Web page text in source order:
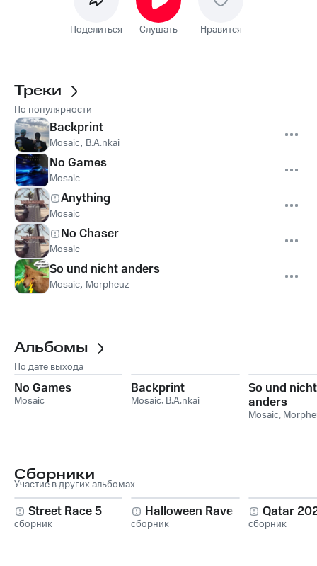
Поделиться Слушать Нравится
Треки
По популярности
Backprint
Mosaic, B.A.nkai
No Games
Mosaic
Anything
Mosaic
No Chaser
Mosaic
So und nicht anders
Mosaic, Morpheuz
Альбомы
По дате выхода
No Games
Mosaic
Backprint
Mosaic, B.A.nkai
So und nicht
anders
Mosaic,
Сборники
Участие в других альбомах
Street Race 5
сборник
Halloween Rave
сборник
Qatar
сборник